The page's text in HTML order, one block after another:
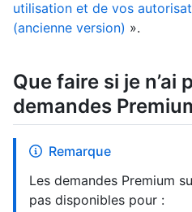
utilisation et de vos
(ancienne version) ».
Que faire si je n’ai
demandes
Remarque
Les demandes Premium
pas disponibles pour :